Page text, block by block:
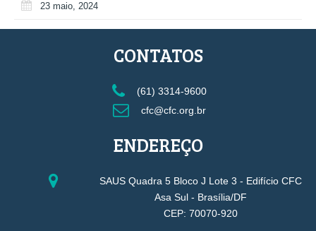
23 maio, 2024
CONTATOS
(61) 3314-9600
cfc@cfc.org.br
ENDEREÇO
SAUS Quadra 5 Bloco J Lote 3 - Edifício CFC
Asa Sul - Brasília/DF
CEP: 70070-920